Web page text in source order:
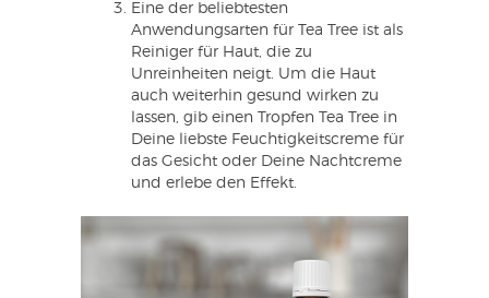
Eine der beliebtesten
Anwendungsarten für Tea Tree ist als
Reiniger für Haut, die zu
Unreinheiten neigt. Um die Haut
auch weiterhin gesund wirken zu
lassen, gib einen Tropfen Tea Tree in
Deine liebste Feuchtigkeitscreme für
das Gesicht oder Deine Nachtcreme
und erlebe den Effekt.